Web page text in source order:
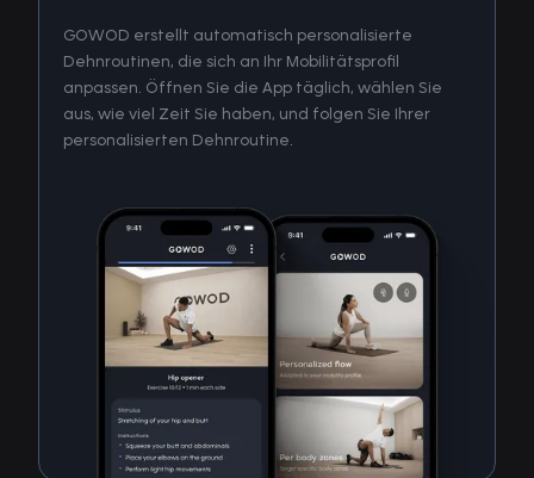
GOWOD erstellt automatisch personalisierte
Dehnroutinen, die sich an Ihr Mobilitätsprofil
anpassen. Öffnen Sie die App täglich, wählen Sie
aus, wie viel Zeit Sie haben, und folgen Sie Ihrer
personalisierten Dehnroutine.